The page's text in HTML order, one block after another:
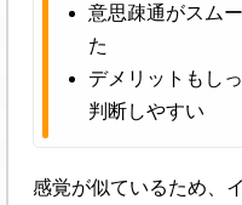
意思疎通がスム
た
デメリットもし
判断しやすい
感覚が似ているため、